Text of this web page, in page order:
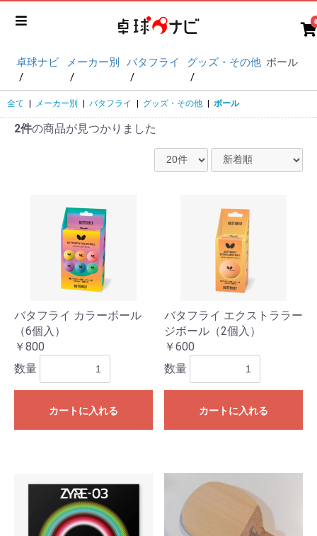
0
卓球ナビ メーカー別 バタフライ グッズ・その他 ボール
全て メーカー別 バタフライ グッズ・その他 ボール
2件の商品が見つかりました
バタフライ カラーボール
（6個入）
￥800
数量
カートに入れる
バタフライ エクストララー
ジボール（2個入）
￥600
数量
カートに入れる